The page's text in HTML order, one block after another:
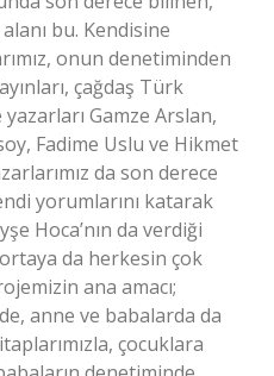
bu. Kendisine
onun denetiminden
çağdaş Türk
Gamze Arslan,
Fadime Uslu ve Hikmet
da son derece
yorumlarını katarak
Hoca’nın da verdiği
da herkesin çok
ana amacı;
anne ve babalarda da
çocuklara